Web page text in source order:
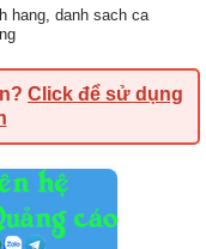
hang, danh sach ca
Click để sử dụng